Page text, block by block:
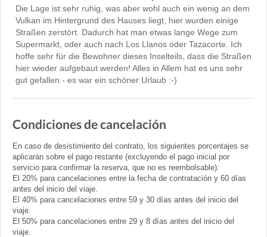
Die Lage ist sehr ruhig, was aber wohl auch ein wenig an dem
Vulkan im Hintergrund des Hauses liegt, hier wurden einige
Straßen zerstört. Dadurch hat man etwas lange Wege zum
Supermarkt, oder auch nach Los Llanos oder Tazacorte. Ich
hoffe sehr für die Bewohner dieses Inselteils, dass die Straßen
hier wieder aufgebaut werden! Alles in Allem hat es uns sehr
gut gefallen - es war ein schöner Urlaub :-)
Condiciones de cancelación
En caso de desistimiento del contrato, los siguientes porcentajes se
aplicarán sobre el pago restante (excluyendo el pago inicial por
servicio para confirmar la reserva, que no es reembolsable):
El 20% para cancelaciones entre la fecha de contratación y 60 días
antes del inicio del viaje.
El 40% para cancelaciones entre 59 y 30 días antes del inicio del
viaje.
El 50% para cancelaciones entre 29 y 8 días antes del inicio del
viaje.